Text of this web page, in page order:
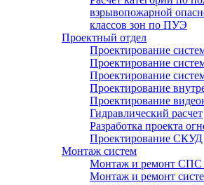
взрывопожарной
классов зон по ПУЭ
Проектный отдел
Проектирование
Проектирование
Проектирование
Проектирование
Проектирование
Гидравлический расчет
Разработка проекта
Проектирование СКУД
Монтаж систем
Монтаж и ремонт
Монтаж и ремонт